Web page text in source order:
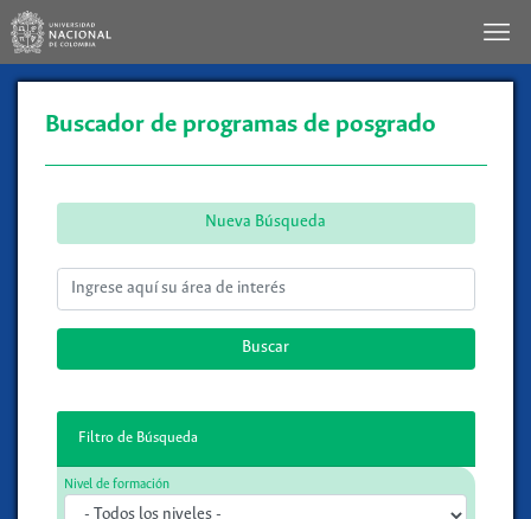
Buscador de programas de posgrado
Nueva Búsqueda
Buscar
Filtro de Búsqueda
Nivel de formación